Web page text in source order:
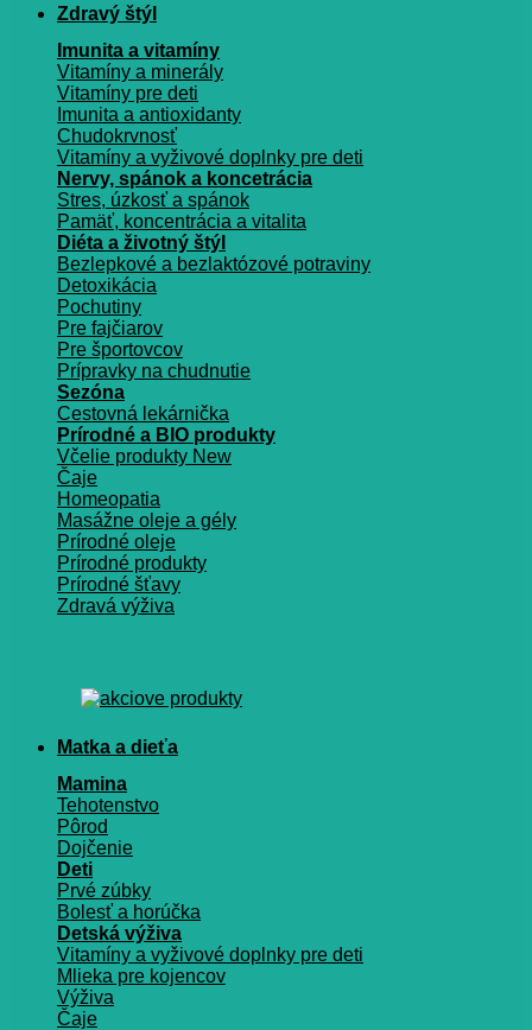
Zdravý štýl
Imunita a vitamíny
Vitamíny a minerály
Vitamíny pre deti
Imunita a antioxidanty
Chudokrvnosť
Vitamíny a vyživové doplnky pre deti
Nervy, spánok a koncetrácia
Stres, úzkosť a spánok
Pamäť, koncentrácia a vitalita
Diéta a životný štýl
Bezlepkové a bezlaktózové potraviny
Detoxikácia
Pochutiny
Pre fajčiarov
Pre športovcov
Prípravky na chudnutie
Sezóna
Cestovná lekárnička
Prírodné a BIO produkty
Včelie produkty
Čaje
Homeopatia
Masážne oleje a gély
Prírodné oleje
Prírodné produkty
Prírodné šťavy
Zdravá výživa
Matka a dieťa
Mamina
Tehotenstvo
Pôrod
Dojčenie
Deti
Prvé zúbky
Bolesť a horúčka
Detská výživa
Vitamíny a vyživové doplnky pre deti
Mlieka pre kojencov
Výživa
Čaje